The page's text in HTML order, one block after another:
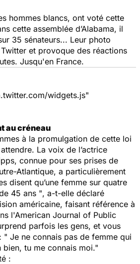
hommes blancs, ont voté cette
cette assemblée d’Alabama, il
35 sénateurs... Leur photo
et provoque des réactions
Jusqu'en France.
widgets.js"
au créneau
à la promulgation de cette loi
La voix de l’actrice
connue pour ses prises de
Atlantique, a particulièrement
disent qu’une femme sur quatre
45 ans ", a-t-elle déclaré
américaine, faisant référence à
l'American Journal of Public
parfois les gens, et vous
Je ne connais pas de femme qui
tu me connais moi."
: